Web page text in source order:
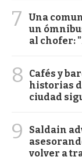
7
Una
un
al chofer:
8
Cafés y
historias
ciudad
9
Saldain
volver a